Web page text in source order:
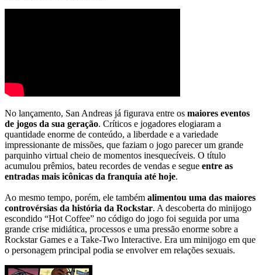
No lançamento, San Andreas já figurava entre os maiores eventos
de jogos da sua geração. Críticos e jogadores elogiaram a
quantidade enorme de conteúdo, a liberdade e a variedade
impressionante de missões, que faziam o jogo parecer um grande
parquinho virtual cheio de momentos inesquecíveis. O título
acumulou prêmios, bateu recordes de vendas e segue entre as
entradas mais icônicas da franquia até hoje.
Ao mesmo tempo, porém, ele também alimentou uma das maiores
controvérsias da história da Rockstar. A descoberta do minijogo
escondido “Hot Coffee” no código do jogo foi seguida por uma
grande crise midiática, processos e uma pressão enorme sobre a
Rockstar Games e a Take-Two Interactive. Era um minijogo em que
o personagem principal podia se envolver em relações sexuais.